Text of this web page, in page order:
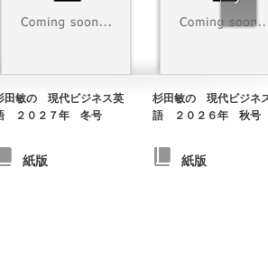
田敏の 現代ビジネス英
２０２７年 冬号
紙版
杉田敏の 現代ビジネ
語 ２０２６年 秋号
紙版